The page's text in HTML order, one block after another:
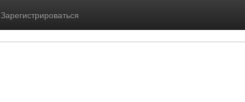
Зарегистрироваться